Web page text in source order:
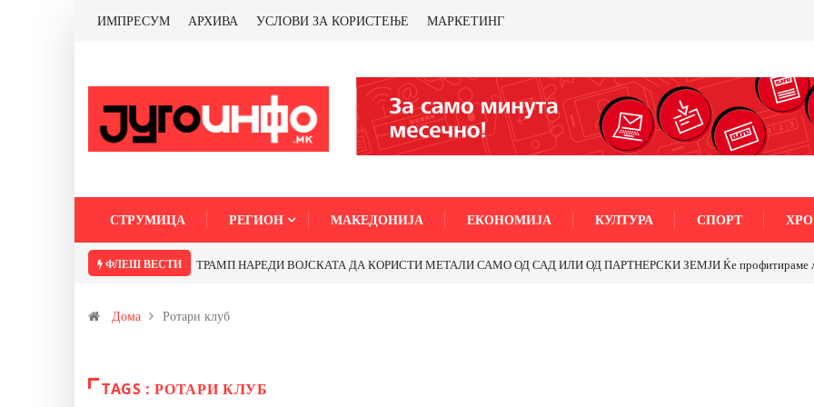
ИМПРЕСУМ АРХИВА УСЛОВИ ЗА КОРИСТЕЊЕ МАРКЕТИНГ
СТРУМИЦА РЕГИОН МАКЕДОНИЈА ЕКОНОМИЈА КУЛТУРА СПОРТ
ФЛЕШ ВЕСТИ ТРАМП НАРЕДИ ВОЈСКАТА ДА КОРИСТИ МЕТАЛИ САМО ОД САД ИЛИ ОД ПАРТНЕРСКИ ЗЕМЈИ Ќе профитираме ли
Дома Ротари клуб
TAGS : РОТАРИ КЛУБ